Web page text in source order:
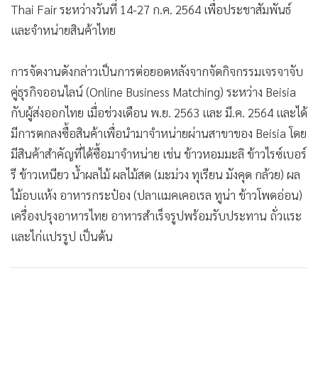
Thai Fair ระหว่างวันที่ 14-27 ก.ค. 2564 เพื่อประชาสัมพันธ์
และจำหน่ายสินค้าไทย
การจัดงานดังกล่าวเป็นการต่อยอดหลังจากจัดกิจกรรมเจรจาจับ
คู่ธุรกิจออนไลน์ (Online Business Matching) ระหว่าง Beisia
กับผู้ส่งออกไทย เมื่อช่วงเดือน พ.ย. 2563 และ มี.ค. 2564 และได้
มีการตกลงซื้อสินค้าเพื่อนำมาจำหน่ายผ่านสาขาของ Beisia โดย
มีสินค้าสำคัญที่ได้ซื้อมาจำหน่าย เช่น ข้าวหอมมะลิ ข้าวไรซ์เบอร์
รี ข้าวเหนียว น้ำผลไม้ ผลไม้สด (มะม่วง ทุเรียน มังคุด กล้วย) ผล
ไม้อบแห้ง อาหารกระป๋อง (ปลาแมคเคอเรล ทูน่า ข้าวโพดอ่อน)
เครื่องปรุงอาหารไทย อาหารสำเร็จรูปพร้อมรับประทาน ถั่วแระ
และไก่แปรรูป เป็นต้น